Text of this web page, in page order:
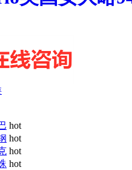
hot
hot
hot
hot